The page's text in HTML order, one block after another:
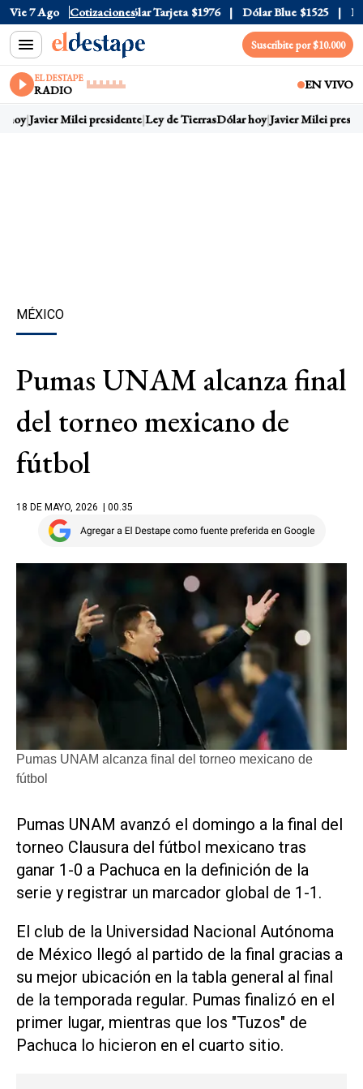
Vie 7 Ago Cotizaciones
Oficial $1520 Dólar Tarjeta $1976 Dólar Blue $1525
Suscribite por $10.000
EL DESTAPE
RADIO EN VIVO
Javier Milei presidente Ley de TierrasDólar hoy Javier Milei
MÉXICO
Pumas UNAM alcanza final
del torneo mexicano de
fútbol
18 DE MAYO, 2026 | 00.35
Pumas UNAM alcanza final del torneo mexicano de
fútbol
Pumas UNAM avanzó el domingo a la final del
torneo Clausura ‌del fútbol mexicano ‌tras
ganar 1-0 a Pachuca en la definición de la
serie y registrar un marcador global de 1-1.
El club de la Universidad Nacional Autónoma
de México llegó al partido de la final gracias a ​
su mejor ubicación ⁠en la tabla general al final
‌de la temporada regular. Pumas finalizó ⁠en el
primer lugar, ⁠mientras que los "Tuzos" de
Pachuca lo hicieron en el cuarto sitio.